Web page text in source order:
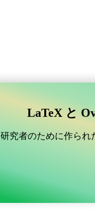
LaTeX と
研究者のために作られ